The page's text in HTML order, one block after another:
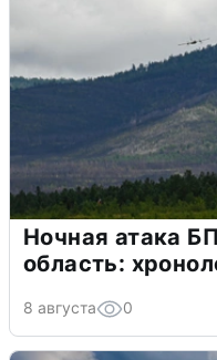
Ночная атака
область:
8 августа 0